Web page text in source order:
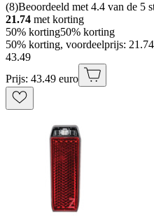
(8)Beoordeeld met 4.4 van de 5
21.74 met korting
50% korting50% korting
50% korting, voordeelprijs:
43.49
Prijs: 43.49 euro